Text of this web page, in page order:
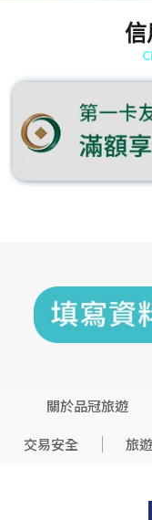
關於品冠旅遊
交易安全
旅